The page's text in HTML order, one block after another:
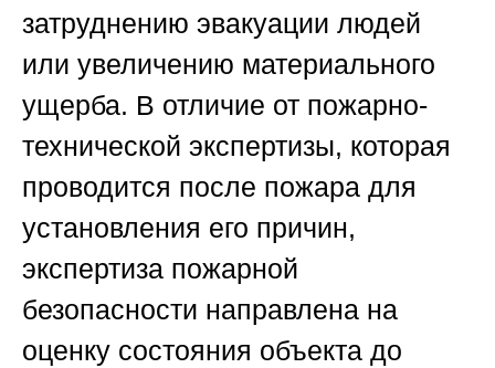
затруднению эвакуации людей
или увеличению материального
ущерба. В отличие от пожарно-
технической экспертизы, которая
проводится после пожара для
установления его причин,
экспертиза пожарной
безопасности направлена на
оценку состояния объекта до